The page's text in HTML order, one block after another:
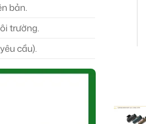
bản.
trường.
cầu).